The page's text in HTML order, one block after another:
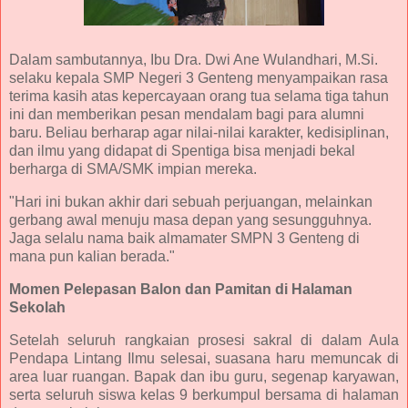
Dalam sambutannya, Ibu Dra. Dwi Ane Wulandhari, M.Si.
selaku kepala SMP Negeri 3 Genteng menyampaikan rasa
terima kasih atas kepercayaan orang tua selama tiga tahun
ini dan memberikan pesan mendalam bagi para alumni
baru. Beliau berharap agar nilai-nilai karakter, kedisiplinan,
dan ilmu yang didapat di Spentiga bisa menjadi bekal
berharga di SMA/SMK impian mereka.
"Hari ini bukan akhir dari sebuah perjuangan, melainkan
gerbang awal menuju masa depan yang sesungguhnya.
Jaga selalu nama baik almamater SMPN 3 Genteng di
mana pun kalian berada."
Momen Pelepasan Balon dan Pamitan di Halaman
Sekolah
Setelah seluruh rangkaian prosesi sakral di dalam Aula
Pendapa Lintang Ilmu selesai, suasana haru memuncak di
area luar ruangan. Bapak dan ibu guru, segenap karyawan,
serta seluruh siswa kelas 9 berkumpul bersama di halaman